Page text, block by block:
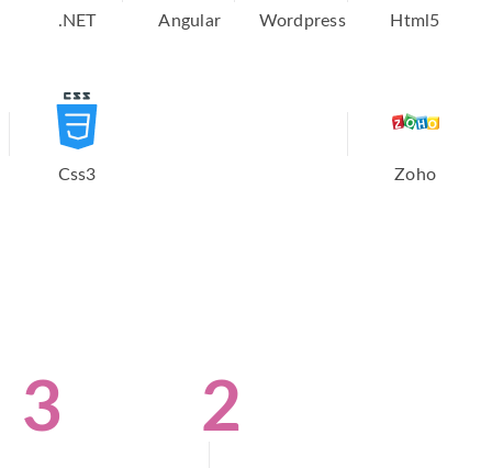
.NET Angular Wordpress Html5
Css3 Zoho
3 2